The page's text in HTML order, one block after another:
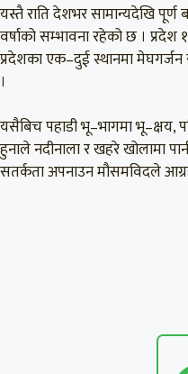
यस्तै राति देशभर सामान्यदेखि
वर्षाको सम्भावना रहेको छ । प्रदेश
प्रदेशका एक–दुई स्थानमा मेघगर्जन
।
यसैबिच पहाडी भू–भागमा भू–क्षय,
हुनाले नदीनाला र खहरे
सतर्कता अपनाउन मौसमविदले